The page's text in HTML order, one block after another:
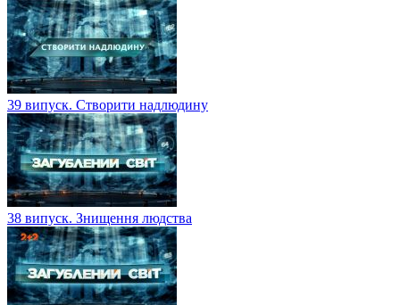
39 випуск. Створити надлюдину
38 випуск. Знищення людства